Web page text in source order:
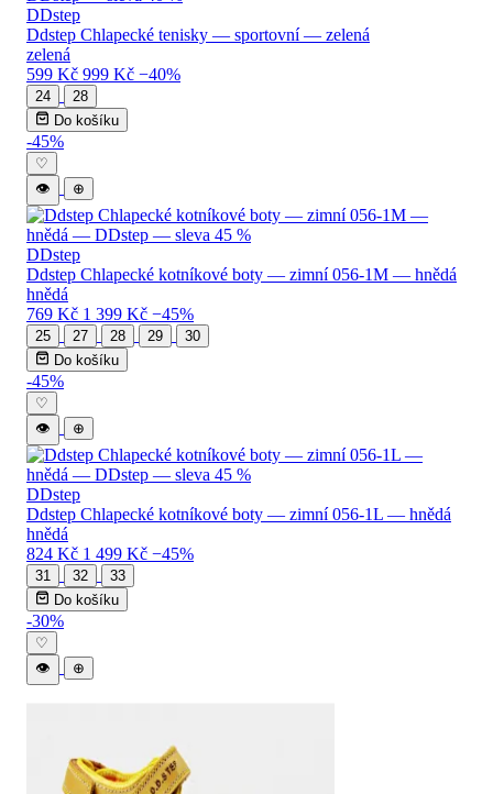
DDstep
Ddstep Chlapecké tenisky — sportovní — zelená
zelená
599 Kč 999 Kč −40%
24
28
Do košíku
-45%
♡
👁
⊕
DDstep
Ddstep Chlapecké kotníkové boty — zimní 056-1M — hnědá
hnědá
769 Kč 1 399 Kč −45%
25 27 28 29
30
Do košíku
-45%
♡
👁
⊕
DDstep
Ddstep Chlapecké kotníkové boty — zimní 056-1L — hnědá
hnědá
824 Kč 1 499 Kč −45%
31 32
33
Do košíku
-30%
♡
👁
⊕